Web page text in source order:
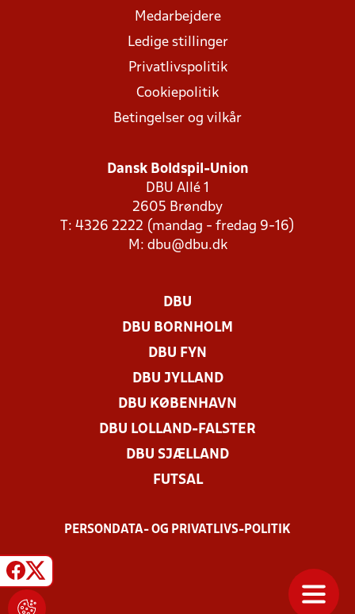
Medarbejdere
Ledige stillinger
Privatlivspolitik
Cookiepolitik
Betingelser og vilkår
Dansk Boldspil-Union
DBU Allé 1
2605 Brøndby
T: 4326 2222 (mandag - fredag 9-16)
M: dbu@dbu.dk
DBU
DBU BORNHOLM
DBU FYN
DBU JYLLAND
DBU KØBENHAVN
DBU LOLLAND-FALSTER
DBU SJÆLLAND
FUTSAL
PERSONDATA- OG PRIVATLIVS-POLITIK